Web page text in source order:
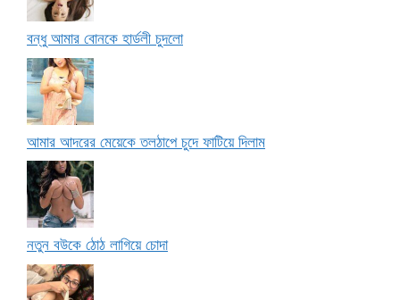
বন্ধু আমার বোনকে হার্ডলী চুদলো
আমার আদরের মেয়েকে তলঠাপে চুদে ফাটিয়ে দিলাম
নতুন বউকে ঠোঠ লাগিয়ে চোদা